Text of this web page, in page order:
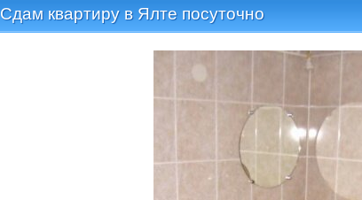
Сдам квартиру в Ялте посуточно